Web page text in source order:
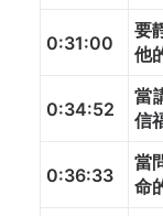
0:31:00
要
他
0:34:52
當
信
0:36:33
當
命